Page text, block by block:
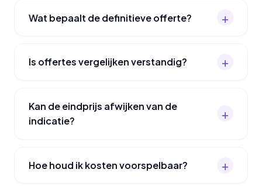
Wat bepaalt de definitieve offerte?
Is offertes vergelijken verstandig?
Kan de eindprijs afwijken van de
indicatie?
Hoe houd ik kosten voorspelbaar?